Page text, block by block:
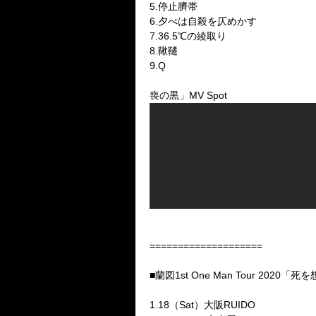
5.停止臍帯
6.夕べは自殺を仄めかす
7.36.5℃の綾取り
8.鞦韆
9.Q
喪の黒」MV Spot
====================
■蘭図1st One Man Tour 2020「死を
1.18（Sat）大阪RUIDO